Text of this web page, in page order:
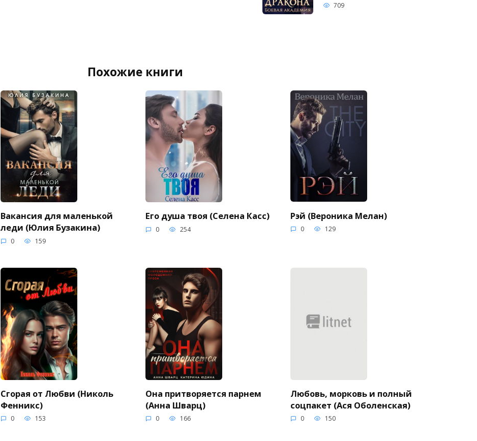
709
Похожие книги
Вакансия для маленькой
леди (Юлия Бузакина)
0 159
Его душа твоя (Селена Касс)
0 254
Рэй (Вероника Мелан)
0 129
Сгорая от Любви (Николь
Фенникс)
0 153
Она притворяется парнем
(Анна Шварц)
0 166
Любовь, морковь и полный
соцпакет (Ася Оболенская)
0 150